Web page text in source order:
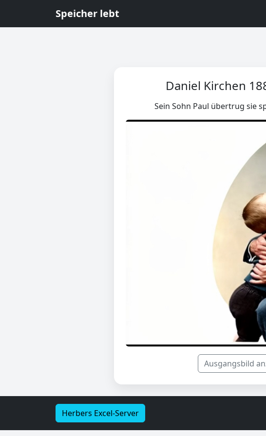
Speicher lebt
Daniel Kirchen
Sein Sohn Paul übertrug sie
Ausgangsbild
Herbers Excel-Server